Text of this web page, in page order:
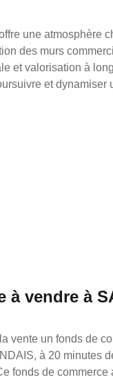
une atmosphère
long terme. Fort potentiel de
et dynamiser une
PIGEAT,
du Réseau
titulaire de la
à vendre à
vente un fonds de
fonds de